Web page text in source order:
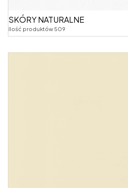
SKÓRY NATURALNE
Ilość produktów 509